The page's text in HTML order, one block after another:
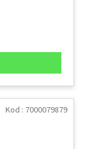
Kod : 7000079879